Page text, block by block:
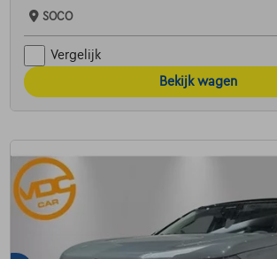
SOCO
Vergelijk
Bekijk wagen